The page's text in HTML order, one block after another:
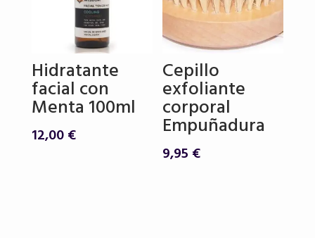
Hidratante
facial con
Menta 100ml
12,00€
Cepillo
exfoliante
corporal
Empuñadura
9,95 €